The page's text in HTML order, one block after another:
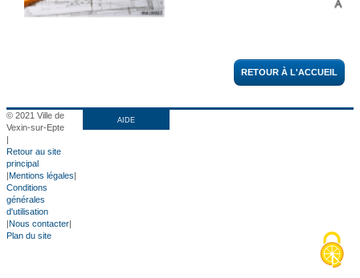
RETOUR À L'ACCUEIL
© 2021 Ville de
Vexin-sur-Epte
|
Retour au site
principal
|Mentions légales|
Conditions
générales
d'utilisation
|Nous contacter|
Plan du site
AIDE